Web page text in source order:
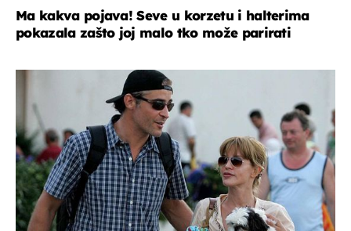
Ma kakva pojava! Seve u korzetu i halterima
pokazala zašto joj malo tko može parirati